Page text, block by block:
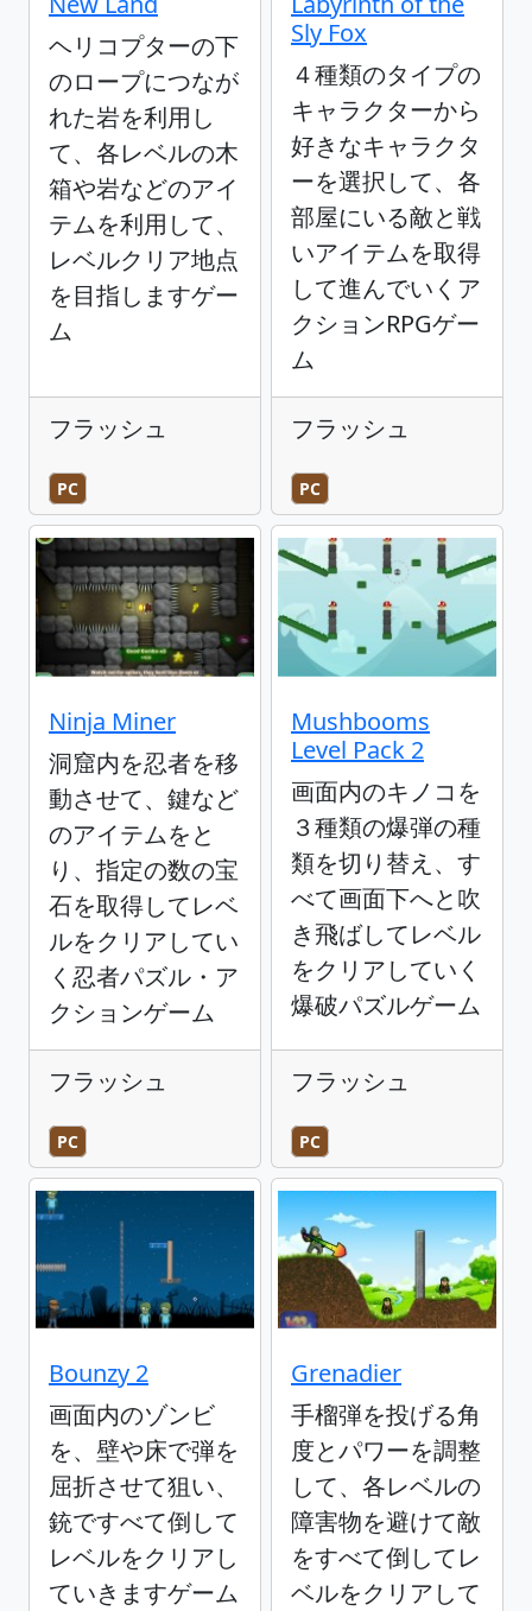
ヘリコプターの下
のロープにつなが
れた岩を利用し
て、各レベルの木
箱や岩などのアイ
テムを利用して、
レベルクリア地点
を目指しますゲー
ム
フラッシュ
PC
Sly Fox
４種類のタイプの
キャラクターから
好きなキャラクタ
ーを選択して、各
部屋にいる敵と戦
いアイテムを取得
して進んでいくア
クションRPGゲー
ム
フラッシュ
PC
Ninja Miner
洞窟内を忍者を移
動させて、鍵など
のアイテムをと
り、指定の数の宝
石を取得してレベ
ルをクリアしてい
く忍者パズル・ア
クションゲーム
フラッシュ
PC
Mushbooms
Level Pack 2
画面内のキノコを
３種類の爆弾の種
類を切り替え、す
べて画面下へと吹
き飛ばしてレベル
をクリアしていく
爆破パズルゲーム
フラッシュ
PC
Bounzy 2
画面内のゾンビ
を、壁や床で弾を
屈折させて狙い、
銃ですべて倒して
レベルをクリアし
ていきますゲーム
Grenadier
手榴弾を投げる角
度とパワーを調整
して、各レベルの
障害物を避けて敵
をすべて倒してレ
ベルをクリアして